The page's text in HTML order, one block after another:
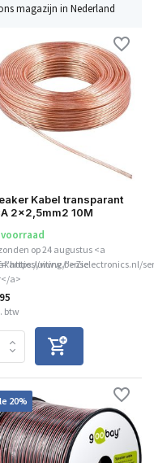
magazijn in Nederland
">Zie
Kabel transparant
2x2,5mm2 10M
op 24 augustus <a
www.benselectronics.nl/
a>
btw
20%